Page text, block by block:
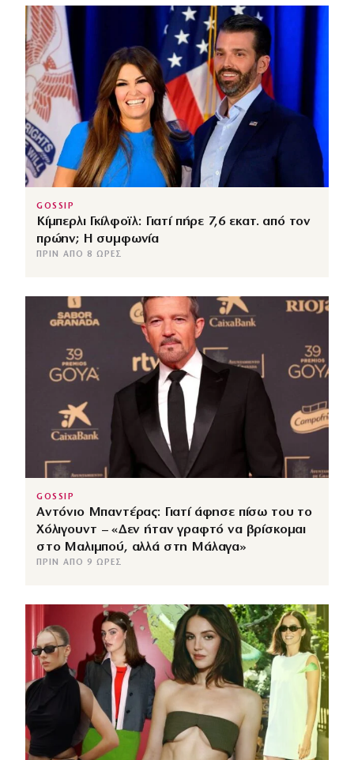
GOSSIP
Κίμπερλι Γκίλφοϊλ: Γιατί πήρε 7,6 εκατ. από τον
πρώην; Η συμφωνία
ΠΡΙΝ ΑΠΌ 8 ΏΡΕΣ
GOSSIP
Αντόνιο Μπαντέρας: Γιατί άφησε πίσω του το
Χόλιγουντ – «Δεν ήταν γραφτό να βρίσκομαι
στο Μαλιμπού, αλλά στη Μάλαγα»
ΠΡΙΝ ΑΠΌ 9 ΏΡΕΣ